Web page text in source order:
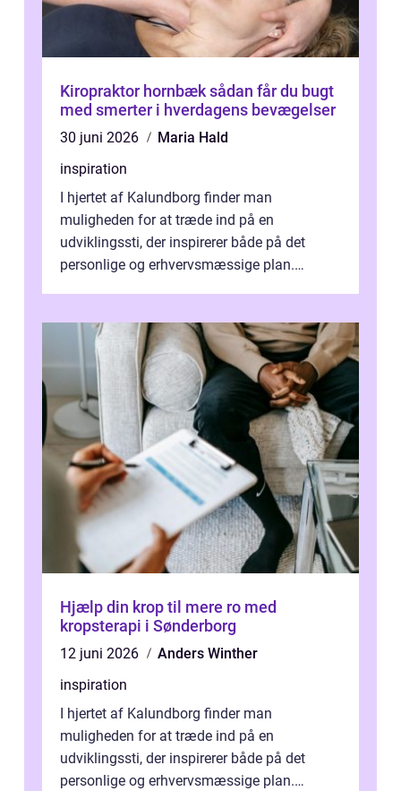
Kiropraktor hornbæk sådan får du bugt
med smerter i hverdagens bevægelser
30 juni 2026
Maria Hald
inspiration
I hjertet af Kalundborg finder man
muligheden for at træde ind på en
udviklingssti, der inspirerer både på det
personlige og erhvervsmæssige plan.
Hjælp din krop til mere ro med
kropsterapi i Sønderborg
12 juni 2026
Anders Winther
inspiration
I hjertet af Kalundborg finder man
muligheden for at træde ind på en
udviklingssti, der inspirerer både på det
personlige og erhvervsmæssige plan.